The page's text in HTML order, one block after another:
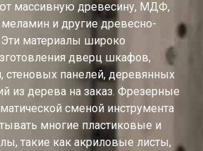
массивную древесину, МДФ,
и другие древесно-
Эти материалы широко
дверц шкафов,
стеновых панелей, деревянных
из дерева на заказ. Фрезерные
сменой инструмента
многие пластиковые и
такие как акриловые листы,